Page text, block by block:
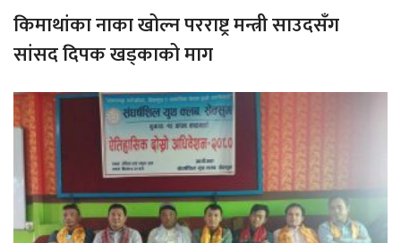
किमाथांका नाका खोल्न परराष्ट्र मन्त्री साउदसँग
सांसद दिपक खड्काको माग